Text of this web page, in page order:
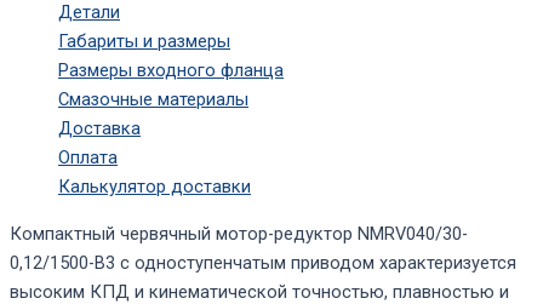
Детали
Габариты и размеры
Размеры входного фланца
Смазочные материалы
Доставка
Оплата
Калькулятор доставки
Компактный червячный мотор-редуктор NMRV040/30-
0,12/1500-B3 с одноступенчатым приводом характеризуется
высоким КПД и кинематической точностью, плавностью и